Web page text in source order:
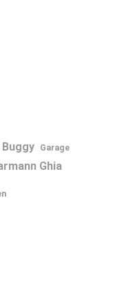
Buggy
Garage
Ghia